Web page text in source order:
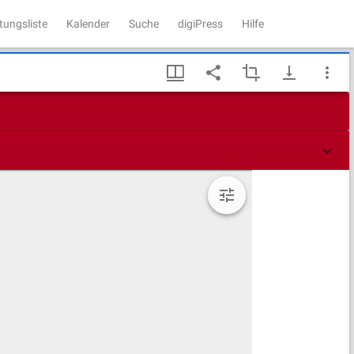
Kalender Suche digiPress Hilfe